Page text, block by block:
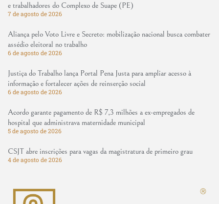
e trabalhadores do Complexo de Suape (PE)
7 de agosto de 2026
Aliança pelo Voto Livre e Secreto: mobilização nacional busca combater
assédio eleitoral no trabalho
6 de agosto de 2026
Justiça do Trabalho lança Portal Pena Justa para ampliar acesso à
informação e fortalecer ações de reinserção social
6 de agosto de 2026
Acordo garante pagamento de R$ 7,3 milhões a ex-empregados de
hospital que administrava maternidade municipal
5 de agosto de 2026
CSJT abre inscrições para vagas da magistratura de primeiro grau
4 de agosto de 2026